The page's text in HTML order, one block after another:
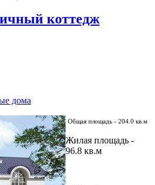
коттедж
дома
Общая площадь - 204.0 кв.м
Жилая площадь -
96.8 кв.м